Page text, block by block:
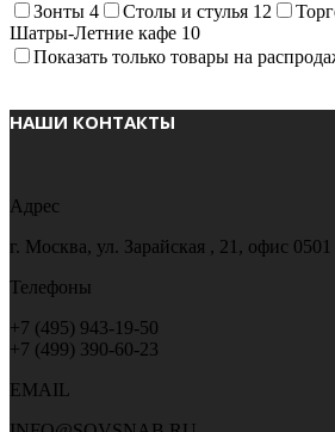
Зонты 4 Столы и стулья 12
Шатры-Летние кафе 10
Показать только товары на
НАШИ КОНТАКТЫ
Адрес
г. Москва, ул. Зарайская , 21, офис 0501
Телефоны
+7 (495) 943-19-50
+7 (499) 390-60-23
EMAIL